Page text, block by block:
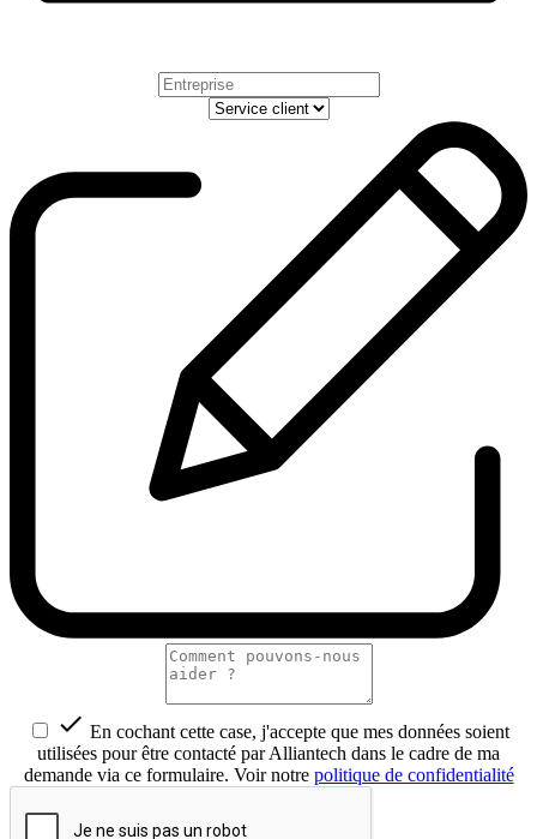
 En cochant cette case, j'accepte que mes données soient
utilisées pour être contacté par Alliantech dans le cadre de ma
demande via ce formulaire. Voir notre politique de confidentialité